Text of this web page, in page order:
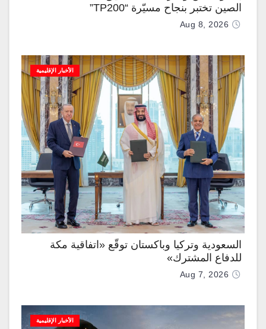
الصين تختبر بنجاح مسيّرة “TP200”
Aug 8, 2026
الأخبار الإقليمية
السعودية وتركيا وباكستان توقّع «اتفاقية مكة
للدفاع المشترك»
Aug 7, 2026
الأخبار الإقليمية